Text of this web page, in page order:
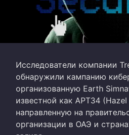
Исследователи компании
обнаружили кампанию
организованную Earth
известной как APT34
направленную на
организации в ОАЭ и